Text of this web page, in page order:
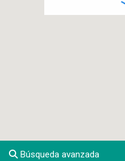
Búsqueda avanzada